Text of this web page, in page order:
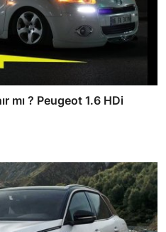
mı ? Peugeot 1.6 HDi